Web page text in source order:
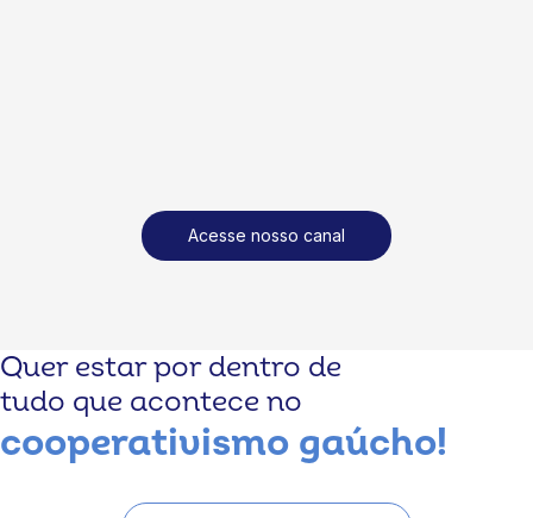
Acesse nosso canal
Quer estar por dentro de
tudo que acontece no
cooperativismo gaúcho!